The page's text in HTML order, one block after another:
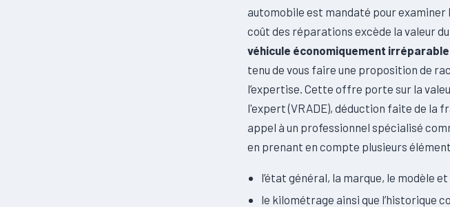
automobile est mandaté pour examiner
coût des réparations excède la valeur
véhicule économiquement
tenu de vous faire une proposition de
l’expertise. Cette offre porte sur la
l'expert (VRADE), déduction faite de la
appel à un professionnel spécialisé
en prenant en compte plusieurs
l’état général, la marque, le modèle et
le kilométrage ainsi que l’historique